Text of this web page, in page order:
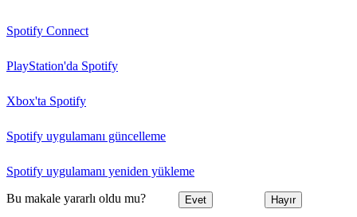
Spotify Connect
PlayStation'da Spotify
Xbox'ta Spotify
Spotify uygulamanı güncelleme
Spotify uygulamanı yeniden yükleme
Bu makale yararlı oldu mu? Evet Hayır